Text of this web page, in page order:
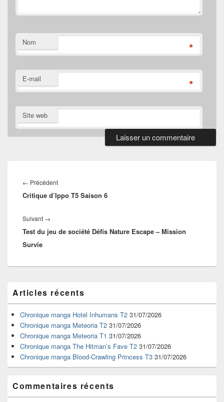
Nom *
E-mail *
Site web
de
l’article
← PrécédentArticle
précédent :
Critique d’Ippo T5 Saison 6
Suivant →
suivant :
Test du jeu de société Défis Nature Escape – Mission
Survie
principale
de
widget
pour
barre
latérale
Articles récents
Chronique manga Hotel Inhumans T2 31/07/2026
Chronique manga Meteoria T2 31/07/2026
Chronique manga Meteoria T1 31/07/2026
Chronique manga The Hitman’s Fave T2 31/07/2026
Chronique manga Blood-Crawling Princess T3 31/07/2026
Commentaires récents